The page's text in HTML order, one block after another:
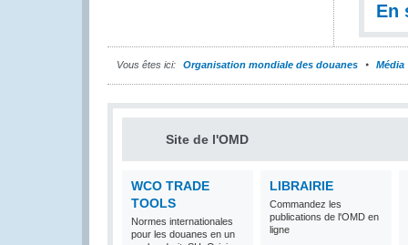
En
Vous êtes ici: Organisation mondiale des douanes Média
Site de l'OMD
WCO TRADE
TOOLS
Normes internationales
pour les douanes en un
LIBRAIRIE
Commandez les
publications de l'OMD en
ligne